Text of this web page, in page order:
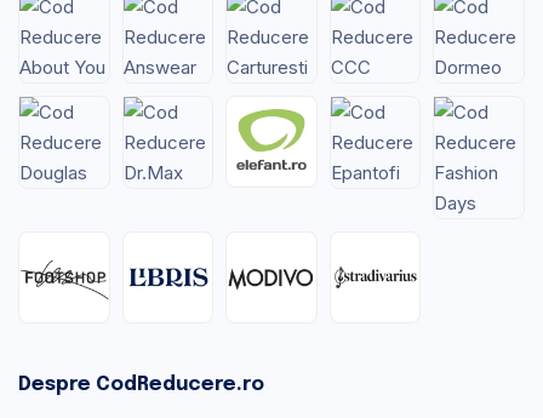
Despre CodReducere.ro